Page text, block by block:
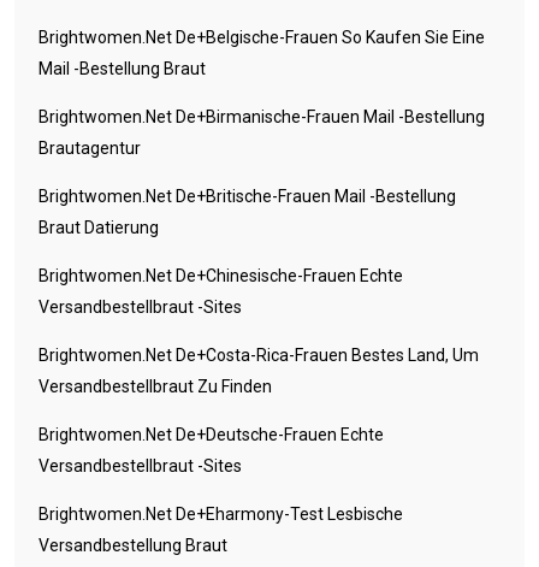
Brightwomen.net De+belgische-Frauen So Kaufen Sie Eine
Mail -Bestellung Braut
Brightwomen.net De+birmanische-Frauen Mail -Bestellung
Brautagentur
Brightwomen.net De+britische-Frauen Mail -Bestellung
Braut Datierung
Brightwomen.net De+chinesische-Frauen Echte
Versandbestellbraut -Sites
Brightwomen.net De+costa-Rica-Frauen Bestes Land, Um
Versandbestellbraut Zu Finden
Brightwomen.net De+deutsche-Frauen Echte
Versandbestellbraut -Sites
Brightwomen.net De+eharmony-Test Lesbische
Versandbestellung Braut